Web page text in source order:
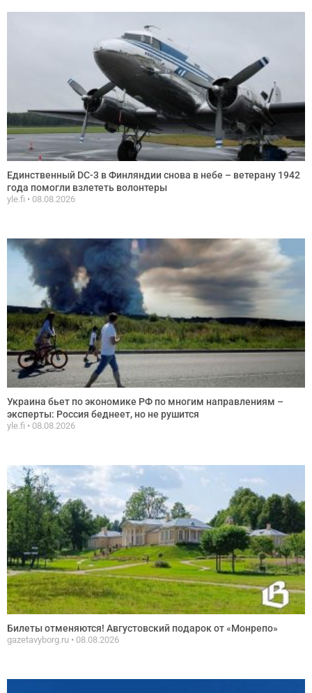
Единственный DC-3 в Финляндии снова в небе – ветерану 1942
года помогли взлететь волонтеры
yle.fi 08.08.2026
Украина бьет по экономике РФ по многим направлениям –
эксперты: Россия беднеет, но не рушится
yle.fi 08.08.2026
Билеты отменяются! Августовский подарок от «Монрепо»
gazetavyborg.ru 08.08.2026